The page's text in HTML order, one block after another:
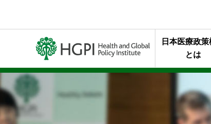
日本医療政策
とは
ミッション
代表理事メ
終身名誉チ
組織概要
年報・最近
HGPIを支
スタッフの
HGPIのあゆ
黒川清賞